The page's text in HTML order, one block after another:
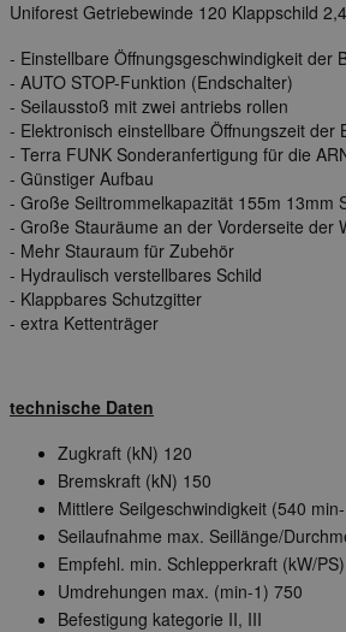
Uniforest Getriebewinde 120 Klappschild
- Einstellbare Öffnungsgeschwindigkeit der
- AUTO STOP-Funktion (Endschalter)
- Seilausstoß mit zwei antriebs rollen
- Elektronisch einstellbare Öffnungszeit der
- Terra FUNK Sonderanfertigung für die
- Günstiger Aufbau
- Große Seiltrommelkapazität 155m 13mm
- Große Stauräume an der Vorderseite der
- Mehr Stauraum für Zubehör
- Hydraulisch verstellbares Schild
- Klappbares Schutzgitter
- extra Kettenträger
technische Daten
Zugkraft (kN) 120
Bremskraft (kN) 150
Mittlere Seilgeschwindigkeit (540
Seilaufnahme max. Seillänge/
Empfehl. min. Schlepperkraft (kW/
Umdrehungen max. (min-1) 750
Befestigung kategorie II, III